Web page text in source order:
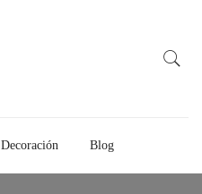
Decoración Blog